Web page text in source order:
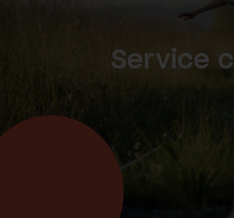
Service